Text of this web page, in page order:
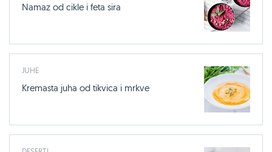
Namaz od cikle i feta sira
JUHE
Kremasta juha od tikvica i mrkve